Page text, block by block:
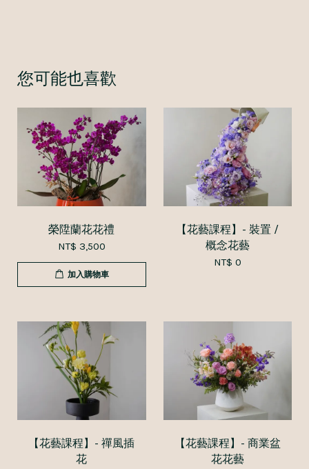
您可能也喜歡
榮陞蘭花花禮
NT$ 3,500
加入購物車
【花藝課程】- 裝置 /
概念花藝
NT$ 0
【花藝課程】- 禪風插
花
【花藝課程】- 商業盆
花花藝